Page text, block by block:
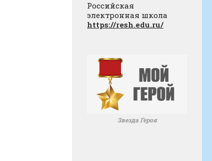
Российская
электронная школа
https://resh.edu.ru/
Звезда Героя